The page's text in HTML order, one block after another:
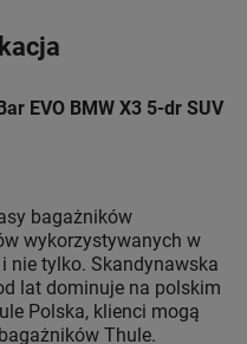
EVO BMW X3 5-dr SUV
bagażników
wykorzystywanych w
nie tylko. Skandynawska
lat dominuje na polskim
Polska, klienci mogą
Thule.